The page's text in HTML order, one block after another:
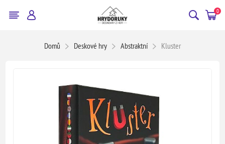
0
Domů Deskové hry Abstraktní Kluster